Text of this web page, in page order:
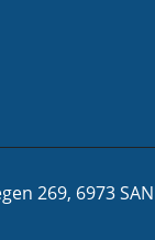
269, 6973